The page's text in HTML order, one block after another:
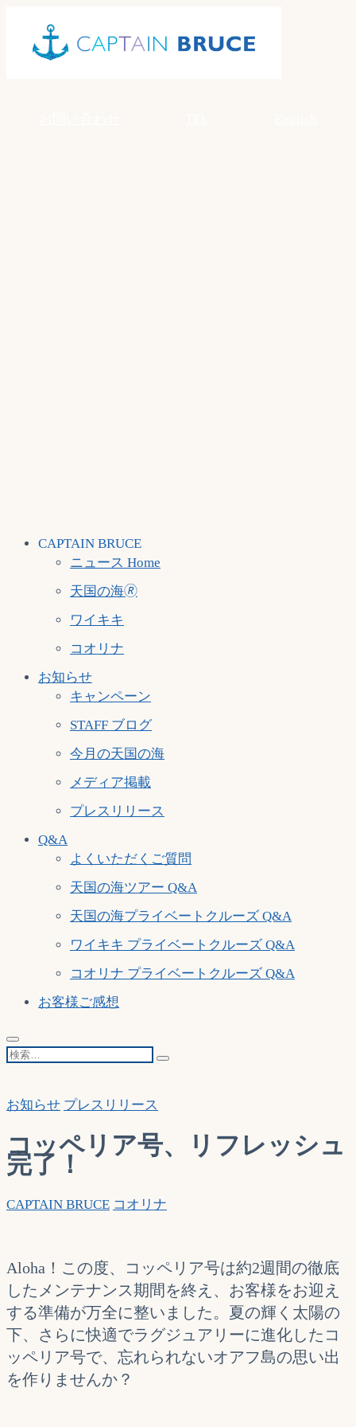
content
CAPTAIN BRUCE
ニュース Home
天国の海🄬
ワイキキ
コオリナ
お知らせ
キャンペーン
STAFF ブログ
今月の天国の海
メディア掲載
プレスリリース
Q&A
よくいただくご質問
天国の海ツアー Q&A
天国の海プライベートクルーズ Q&A
ワイキキ プライベートクルーズ Q&A
コオリナ プライベートクルーズ Q&A
お客様ご感想
検
お知らせ プレスリリース
コッペリア号、リフレッシュ
完了！
CAPTAIN BRUCE コオリナ
Aloha！この度、コッペリア号は約2週間の徹底
したメンテナンス期間を終え、お客様をお迎え
する準備が万全に整いました。夏の輝く太陽の
下、さらに快適でラグジュアリーに進化したコ
ッペリア号で、忘れられないオアフ島の思い出
を作りませんか？